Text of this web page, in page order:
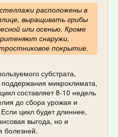
расположены в
выращивать грибы
или осенью. Кроме
снаружи,
покрытие.
субстрата,
микроклимата,
составляет 8-10 недель
до сбора урожая и
цикл будет длиннее,
выгода, но и
болезней.